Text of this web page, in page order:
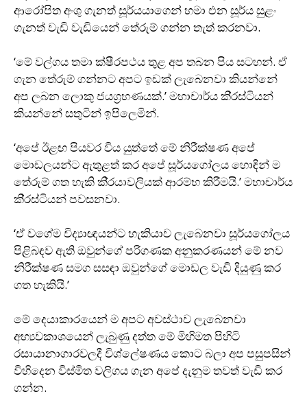
ආරෝපිත අංශු ගැනත් සූර්යයාගෙන් හමා එන සූර්ය සුළං
ගැනත් වැඩි වැඩියෙන් තේරුම් ගන්න තැත් කරනවා.
‘මේ වල්ගය තමා ක්ෂීරපථය තුළ අප තබන පිය සටහන්. ඒ
ගැන තේරුම් ගන්නට අපට ඉඩක් ලැබෙනවා කියන්නේ
අප ලබන ලොකු ජයග‍්‍රහණයක්.’ මහාචාර්ය කි‍්‍රස්ටියන්
කියන්නේ සතුටින් ඉපිලෙමින්.
‘අපේ ඊළඟ පියවර විය යුත්තේ මේ නිරීක්ෂණ අපේ
මොඩලයන්ට ඇතුළත් කර අපේ සූර්යගෝලය හොඳින් ම
තේරුම් ගත හැකි කි‍්‍රයාවලියක් ආරම්භ කිරීමයි.’ මහාචාර්ය
කි‍්‍රස්ටියන් පවසනවා.
‘ඒ වගේම විද්‍යාඥයන්ට හැකියාව ලැබෙනවා සූර්යගෝලය
පිළිබඳව ඇති ඔවුන්ගේ පරිගණක අනුකරණයන් මේ නව
නිරීක්ෂණ සමග සසඳා ඔවුන්ගේ මොඩල වැඩි දියුණු කර
ගත හැකියි.’
මේ දෙයාකාරයෙන් ම අපට අවස්ථාව ලැබෙනවා
අභ්‍යවකාශයෙන් ලැබුණු දත්ත මේ මිහිමත පිහිටි
රසායානාගාරවලදී විශ්ලේෂණය කොට බලා අප පසුපසින්
විහිදෙන විස්මිත වලිගය ගැන අපේ දැනුම තවත් වැඩි කර
ගන්න.